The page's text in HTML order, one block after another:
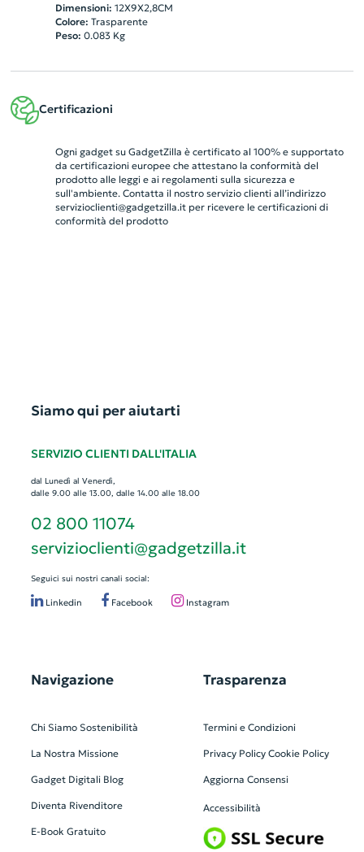
Dimensioni: 12X9X2,8CM
Colore: Trasparente
Peso: 0.083Kg
Certificazioni
Ogni gadget su GadgetZilla è certificato al 100% e supportato
da certificazioni europee che attestano la conformità del
prodotto alle leggi e ai regolamenti sulla sicurezza e
sull'ambiente. Contatta il nostro servizio clienti all’indirizzo
servizioclienti@gadgetzilla.itper ricevere le certificazioni di
conformità del prodotto
Siamo qui per aiutarti
SERVIZIO CLIENTI DALL'ITALIA
dal Lunedì al Venerdì,
dalle 9.00 alle 13.00, dalle 14.00 alle 18.00
02 800 11074
servizioclienti@gadgetzilla.it
Seguici sui nostri canali social:
Linkedin Facebook Instagram
Navigazione
Chi Siamo Sostenibilità
La Nostra Missione
Gadget Digitali Blog
Diventa Rivenditore
E-Book Gratuito
Trasparenza
Termini e Condizioni
Privacy Policy Cookie Policy
Aggiorna Consensi
Accessibilità